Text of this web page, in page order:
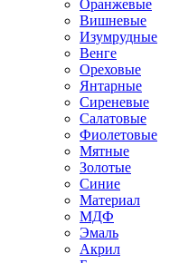
Оранжевые
Вишневые
Изумрудные
Венге
Ореховые
Янтарные
Сиреневые
Салатовые
Фиолетовые
Мятные
Золотые
Синие
Материал
МДФ
Эмаль
Акрил